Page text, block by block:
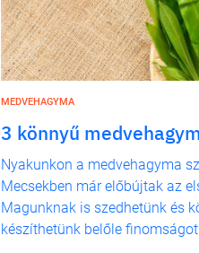
MEDVEHAGYMA
3 könnyű
Nyakunkon a medvehagyma
Mecsekben már előbújtak az
Magunknak is szedhetünk és
készíthetünk belőle